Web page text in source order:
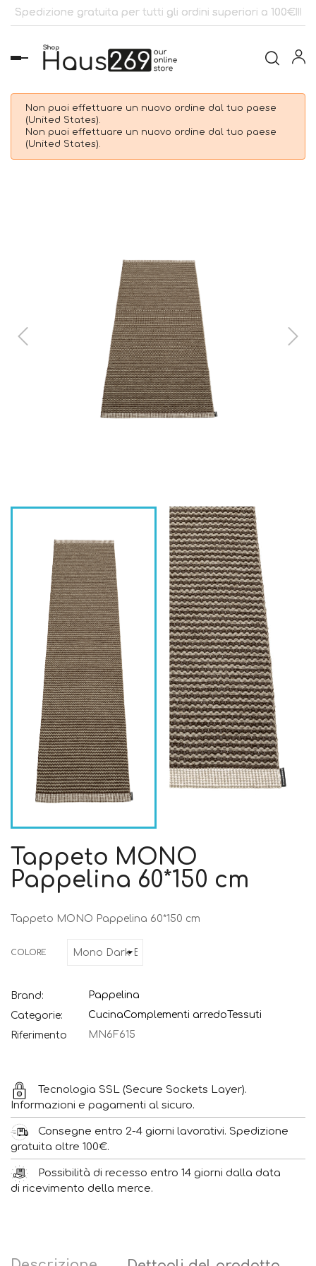
Spedizione gratuita per tutti gli ordini superiori a 100€!!!
navigazione
Non puoi effettuare un nuovo ordine dal tuo paese
(United States).
Non puoi effettuare un nuovo ordine dal tuo paese
(United States).
Tappeto MONO
Pappelina 60*150 cm
Tappeto MONO Pappelina 60*150 cm
COLORE
Brand:
Pappelina
Categorie:
CucinaComplementi arredo Tessuti
Riferimento
MN6F615
Tecnologia SSL (Secure Sockets Layer).
Informazioni e pagamenti al sicuro.
Consegne entro 2-4 giorni lavorativi. Spedizione
gratuita oltre 100€.
Possibilità di recesso entro 14 giorni dalla data
di ricevimento della merce.